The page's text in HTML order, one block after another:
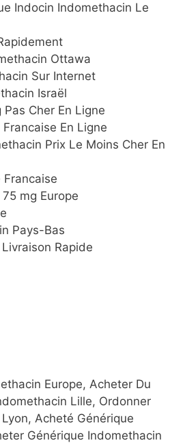
Indocin Indomethacin Le
Ottawa
Sur Internet
Israël
Cher En Ligne
En Ligne
Prix Le Moins Cher En
mg Europe
Pays-Bas
Rapide
Europe, Acheter Du
Lille, Ordonner
Acheté Générique
Générique Indomethacin